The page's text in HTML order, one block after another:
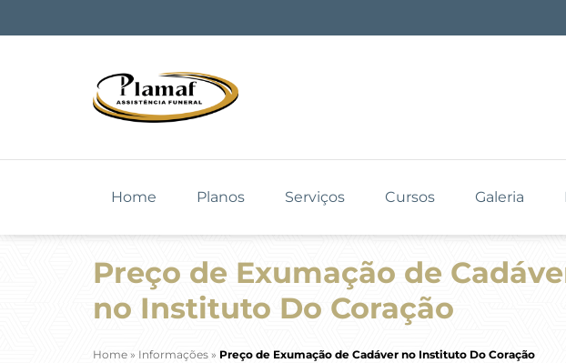
Home Planos Serviços Cursos Galeria
Preço de Exumação de
no Instituto Do Coração
Home » Informações » Preço de Exumação de Cadáver no Instituto Do Coração